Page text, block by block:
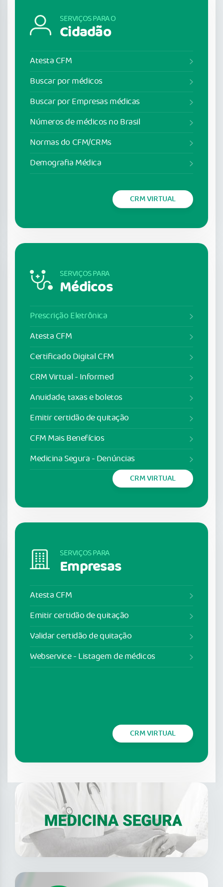
SERVIÇOS PARA O
Cidadão
Atesta CFM
Buscar por médicos
Buscar por Empresas médicas
Números de médicos no Brasil
Normas do CFM/CRMs
Demografia Médica
CRM VIRTUAL
SERVIÇOS PARA
Médicos
Prescrição Eletrônica
Atesta CFM
Certificado Digital CFM
CRM Virtual - Informed
Anuidade, taxas e boletos
Emitir certidão de quitação
CFM Mais Benefícios
Medicina Segura - Denúncias
CRM VIRTUAL
SERVIÇOS PARA
Empresas
Atesta CFM
Emitir certidão de quitação
Validar certidão de quitação
Webservice - Listagem de médicos
CRM VIRTUAL